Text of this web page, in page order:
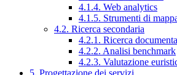
4.1.4. Web analytics
4.1.5. Strumenti di
4.2. Ricerca secondaria
4.2.1. Ricerca
4.2.2. Analisi benchmark
4.2.3. Valutazione
5. Progettazione dei servizi